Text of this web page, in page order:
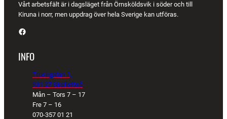
Vårt arbetsfält är i dagsläget från Örnsköldsvik i söder och till
Kiruna i norr, men uppdrag över hela Sverige kan utföras.
Facebook
INFO
Truckgatan 1,
931 27 Skellefteå
Mån – Tors 7 – 17
Fre 7 – 16
070-357 01 21